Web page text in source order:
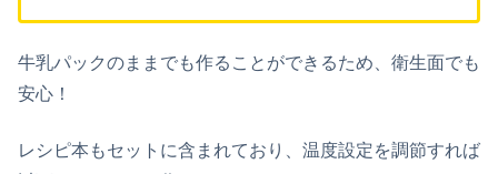
牛乳パックのままでも作ることができるため、衛生面でも
安心！
レシピ本もセットに含まれており、温度設定を調節すれば